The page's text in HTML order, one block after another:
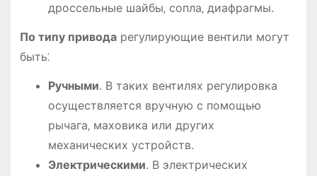
дроссельные шайбы‚ сопла‚ диафрагмы.
По типу приводарегулирующие вентили могут
быть⁚
Ручными. В таких вентилях регулировка
осуществляется вручную с помощью
рычага‚ маховика или других
механических устройств.
Электрическими. В электрических